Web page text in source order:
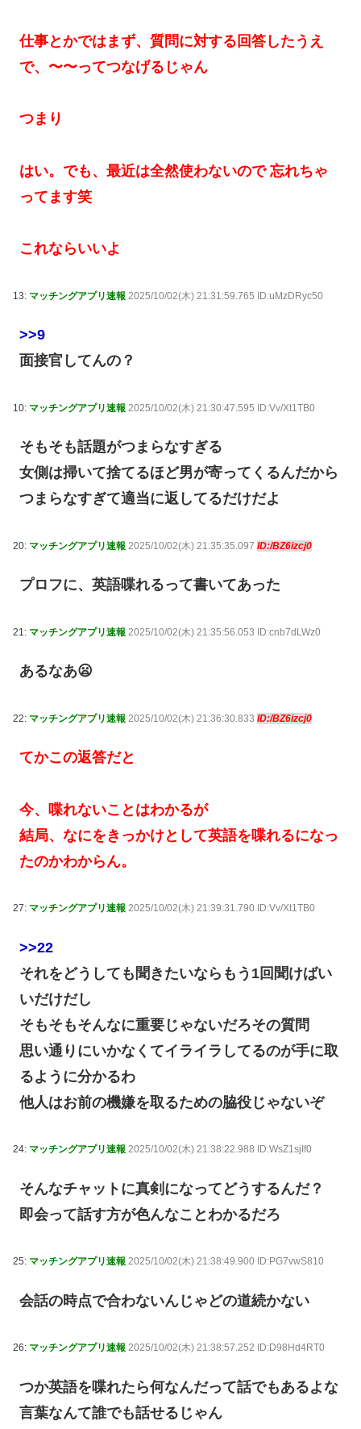
仕事とかではまず、質問に対する回答したうえ
で、〜〜ってつなげるじゃん
つまり
はい。でも、最近は全然使わないので 忘れちゃ
ってます笑
これならいいよ
13: マッチングアプリ速報 2025/10/02(木) 21:31:59.765 ID:uMzDRyc50
>>9
面接官してんの？
10: マッチングアプリ速報 2025/10/02(木) 21:30:47.595 ID:Vv/Xt1TB0
そもそも話題がつまらなすぎる
女側は掃いて捨てるほど男が寄ってくるんだから
つまらなすぎて適当に返してるだけだよ
20: マッチングアプリ速報 2025/10/02(木) 21:35:35.097 ID:/BZ6izcj0
プロフに、英語喋れるって書いてあった
21: マッチングアプリ速報 2025/10/02(木) 21:35:56.053 ID:cnb7dLWz0
あるなあ😦
22: マッチングアプリ速報 2025/10/02(木) 21:36:30.833 ID:/BZ6izcj0
てかこの返答だと
今、喋れないことはわかるが
結局、なにをきっかけとして英語を喋れるになっ
たのかわからん。
27: マッチングアプリ速報 2025/10/02(木) 21:39:31.790 ID:Vv/Xt1TB0
>>22
それをどうしても聞きたいならもう1回聞けばい
いだけだし
そもそもそんなに重要じゃないだろその質問
思い通りにいかなくてイライラしてるのが手に取
るように分かるわ
他人はお前の機嫌を取るための脇役じゃないぞ
24: マッチングアプリ速報 2025/10/02(木) 21:38:22.988 ID:WsZ1sjIf0
そんなチャットに真剣になってどうするんだ？
即会って話す方が色んなことわかるだろ
25: マッチングアプリ速報 2025/10/02(木) 21:38:49.900 ID:PG7vwS810
会話の時点で合わないんじゃどの道続かない
26: マッチングアプリ速報 2025/10/02(木) 21:38:57.252 ID:D98Hd4RT0
つか英語を喋れたら何なんだって話でもあるよな
言葉なんて誰でも話せるじゃん